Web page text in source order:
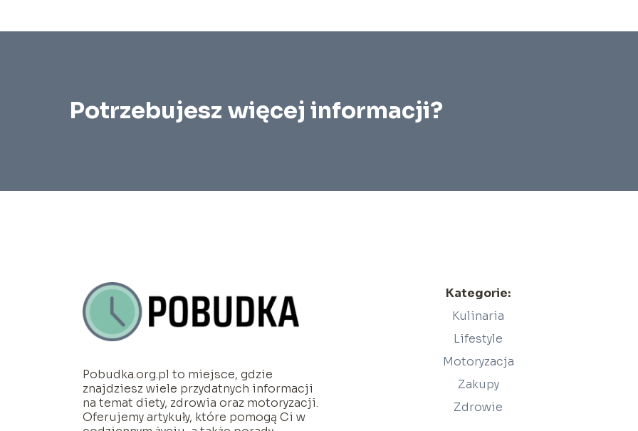
Potrzebujesz więcej informacji?
Pobudka.org.pl to miejsce, gdzie
znajdziesz wiele przydatnych informacji
na temat diety, zdrowia oraz motoryzacji.
Oferujemy artykuły, które pomogą Ci w
Kategorie:
Kulinaria
Lifestyle
Motoryzacja
Zakupy
Zdrowie